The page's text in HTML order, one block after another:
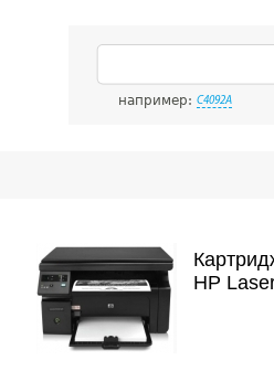
например: C4092A
HP